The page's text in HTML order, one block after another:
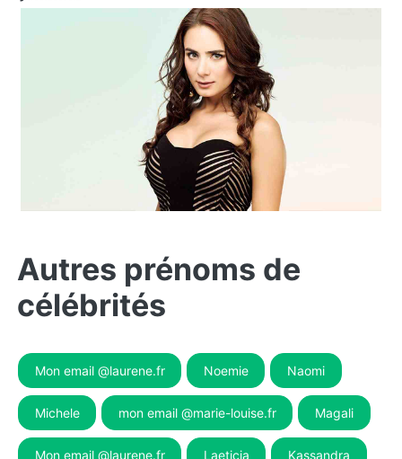
Autres prénoms de
célébrités
Mon email @laurene.fr Noemie Naomi
Michele mon email @marie-louise.fr Magali
Mon email @laurene.fr Laeticia Kassandra